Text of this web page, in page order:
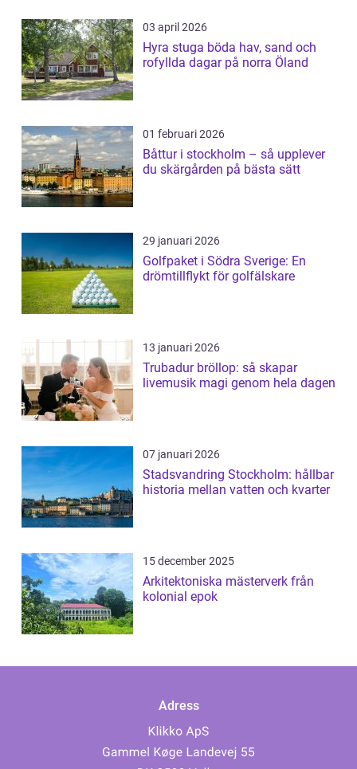
03 april 2026
Hyra stuga böda hav, sand och
rofyllda dagar på norra Öland
01 februari 2026
Båttur i stockholm – så upplever
du skärgården på bästa sätt
29 januari 2026
Golfpaket i Södra Sverige: En
drömtillflykt för golfälskare
13 januari 2026
Trubadur bröllop: så skapar
livemusik magi genom hela dagen
07 januari 2026
Stadsvandring Stockholm: hållbar
historia mellan vatten och kvarter
15 december 2025
Arkitektoniska mästerverk från
kolonial epok
Adress